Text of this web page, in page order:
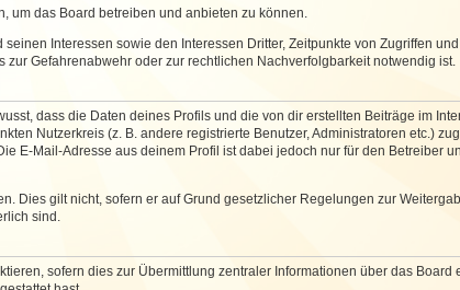
um das Board betreiben und anbieten zu können.
Interessen sowie den Interessen Dritter, Zeitpunkte von Zugriffen
Gefahrenabwehr oder zur rechtlichen Nachverfolgbarkeit notwendig ist.
dass die Daten deines Profils und die von dir erstellten Beiträge im
Nutzerkreis (z. B. andere registrierte Benutzer, Administratoren etc.)
E-Mail-Adresse aus deinem Profil ist dabei jedoch nur für den Betreiber
Dies gilt nicht, sofern er auf Grund gesetzlicher Regelungen zur
sind.
sofern dies zur Übermittlung zentraler Informationen über das Board